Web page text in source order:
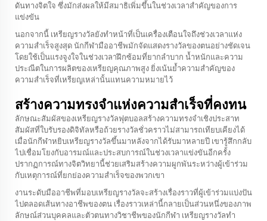
ดันทางจิตใจ ซึ่งมักส่งผลให้มีสมาธิเพิ่มขึ้นในช่วงเวลาสำคัญของการ
แข่งขัน
นอกจากนี้ เหรียญรางวัลยังทำหน้าที่เป็นเครื่องเตือนใจถึงช่วงเวลาแห่ง
ความสำเร็จสูงสุด นักกีฬามืออาชีพมักจัดแสดงรางวัลของตนอย่างชัดเจน
โดยใช้เป็นแรงจูงใจในช่วงเวลาฝึกซ้อมที่ยากลำบาก น้ำหนักและความ
ประณีตในการผลิตของเหรียญคุณภาพสูง ยิ่งเน้นย้ำความสำคัญของ
ความสำเร็จที่เหรียญเหล่านั้นแทนความหมายไว้
สร้างความทรงจำแห่งความสำเร็จที่คงทน
ลักษณะสัมผัสของเหรียญรางวัลฟุตบอลสร้างความทรงจำเชิงประสาท
สัมผัสที่ใบรับรองดิจิทัลหรือถ้วยรางวัลชั่วคราวไม่สามารถเทียบเคียงได้
เมื่อนักกีฬาหยิบเหรียญรางวัลขึ้นมาหลังจากได้รับมาหลายปี เขารู้สึกกลับ
ไปเชื่อมโยงกับอารมณ์และประสบการณ์ในช่วงเวลาแข่งขันอีกครั้ง
ปรากฏการณ์ทางจิตวิทยานี้ช่วยเสริมสร้างความผูกพันระหว่างผู้เข้าร่วม
กับเหตุการณ์ที่ยกย่องความสำเร็จของพวกเขา
งานระดับมืออาชีพที่มอบเหรียญรางวัลจะสร้างเรื่องราวที่ผู้เข้าร่วมแบ่งปัน
ไปตลอดเส้นทางอาชีพของตน เรื่องราวเหล่านี้กลายเป็นส่วนหนึ่งของภาพ
ลักษณ์ส่วนบุคคลและตัวตนทางวิชาชีพของนักกีฬา เหรียญรางวัลทำ